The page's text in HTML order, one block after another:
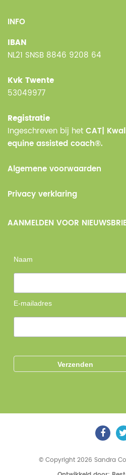
INFO
IBAN
NL21 SNSB 8846 9208 64
Kvk Twente
53049977
Registratie
Ingeschreven bij het CAT|
equine assisted coach®.
Algemene voorwaarden
Privacy verklaring
AANMELDEN VOOR
Naam
E-mailadres
© Copyright 2026 Sandra